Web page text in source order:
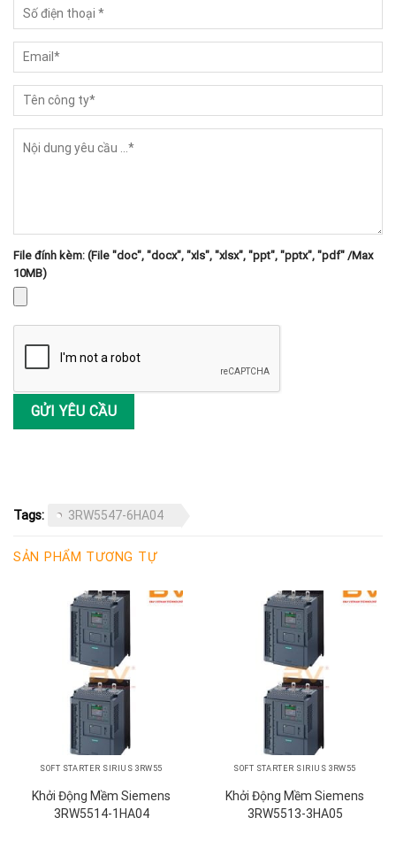
File đính kèm: (File "doc", "docx", "xls", "xlsx", "ppt", "pptx", "pdf" /Max
10MB)
Tags: 3RW5547-6HA04
SẢN PHẨM TƯƠNG TỰ
SOFT STARTER SIRIUS 3RW55
Khởi Động Mềm Siemens
3RW5514-1HA04
SOFT STARTER SIRIUS 3RW55
Khởi Động Mềm Siemens
3RW5513-3HA05